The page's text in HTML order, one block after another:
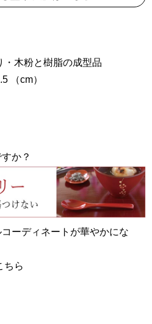
・木粉と樹脂の成型品
（cm）
か？
ーディネートが華やかにな
ちら